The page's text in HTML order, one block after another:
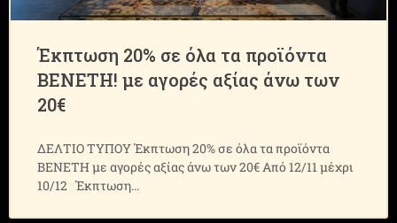
Έκπτωση 20% σε όλα τα προϊόντα
ΒΕΝΕΤΗ! με αγορές αξίας άνω των
20€
ΔΕΛΤΙΟ ΤΥΠΟΥ Έκπτωση 20% σε όλα τα προϊόντα
ΒΕΝΕΤΗ με αγορές αξίας άνω των 20€ Από 12/11 μέχρι
10/12 Έκπτωση